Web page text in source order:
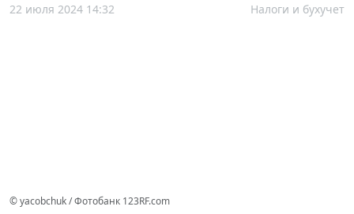
22 июля 2024 14:32 Налоги и бухучет
© yacobchuk / Фотобанк 123RF.com